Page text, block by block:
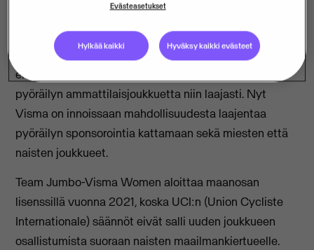
Vismalle entistä kattavamman ammattilaispyöräilyn
tukemisen Euroopassa. Team Jumbo-Visman
sponsorointisopimuksen myötä vuonna 2019 Visma oli
ensimmäinen pohjoismainen yritys, joka tuki miesten
pyöräilyn ammattilaisjoukkuetta niin laajasti. Nyt
Visma on innoissaan mahdollisuudesta laajentaa
pyöräilyn sponsorointia kattamaan sekä miesten että
naisten joukkueet.
Team Jumbo-Visma Women aloittaa maanosan
lisenssillä vuonna 2021, koska UCI:n (Union Cycliste
Internationale) säännöt eivät salli uuden joukkueen
osallistumista suoraan naisten maailmankiertueelle.
Evästeasetukset
Hylkää kaikki Hyväksy kaikki evästeet